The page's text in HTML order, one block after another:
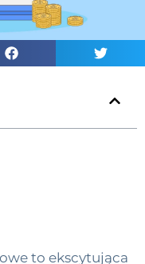
to ekscytująca